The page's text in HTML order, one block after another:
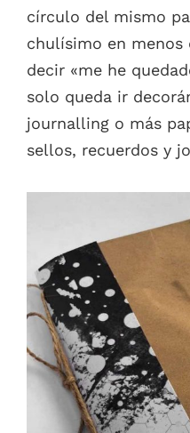
círculo del mismo
chulísimo en menos
decir «me he
solo queda ir
journalling o más
sellos, recuerdos y